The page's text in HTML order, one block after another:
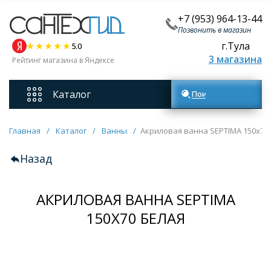
+7 (953) 964-13-44
Позвонить в магазин
5.0
Рейтинг магазина в Яндексе
г.Тула
3 магазина
Каталог
Смесители
Унитазы
Мебель для ванных комнат
Поиск товаров
Главная / Каталог / Ванны / Акриловая ванна SEPTIMA
Назад
АКРИЛОВАЯ ВАННА SEPTIMA
150Х70 БЕЛАЯ